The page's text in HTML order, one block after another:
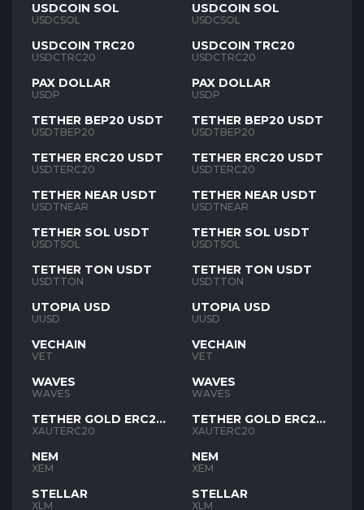
USDCOIN SOL
USDCSOL
USDCOIN TRC20
USDCTRC20
PAX DOLLAR
USDP
TETHER BEP20 USDT
USDTBEP20
TETHER ERC20 USDT
USDTERC20
TETHER NEAR USDT
USDTNEAR
TETHER SOL USDT
USDTSOL
TETHER TON USDT
USDTTON
UTOPIA USD
UUSD
VECHAIN
VET
WAVES
WAVES
TETHER GOLD ERC20
XAUT
XAUTERC20
NEM
XEM
STELLAR
XLM
USDCOIN SOL
USDCSOL
USDCOIN TRC20
USDCTRC20
PAX DOLLAR
USDP
TETHER BEP20 USDT
USDTBEP20
TETHER ERC20 USDT
USDTERC20
TETHER NEAR USDT
USDTNEAR
TETHER SOL USDT
USDTSOL
TETHER TON USDT
USDTTON
UTOPIA USD
UUSD
VECHAIN
VET
WAVES
WAVES
TETHER GOLD ERC20
XAUT
XAUTERC20
NEM
XEM
STELLAR
XLM